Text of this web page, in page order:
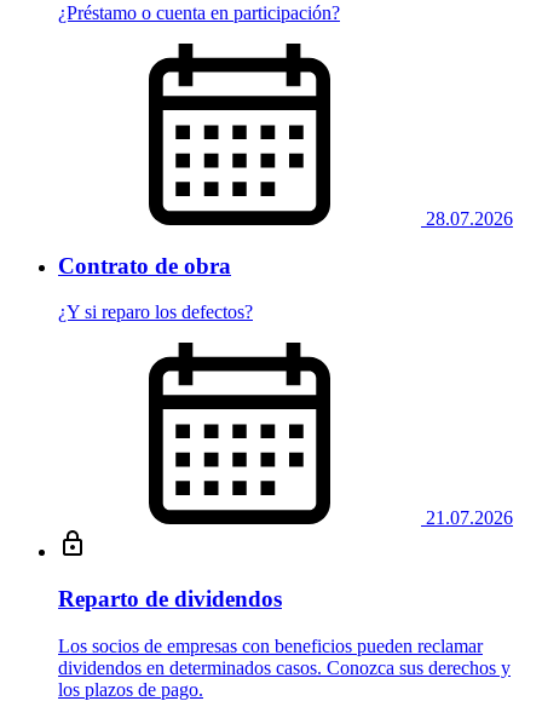
¿Préstamo o cuenta en participación?
28.07.2026
Contrato de obra
¿Y si reparo los defectos?
21.07.2026
Reparto de dividendos
Los socios de empresas con beneficios pueden reclamar
dividendos en determinados casos. Conozca sus derechos y
los plazos de pago.